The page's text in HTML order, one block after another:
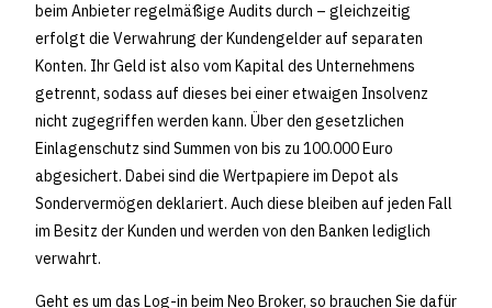
beim Anbieter regelmäßige Audits durch – gleichzeitig
erfolgt die Verwahrung der Kundengelder auf separaten
Konten. Ihr Geld ist also vom Kapital des Unternehmens
getrennt, sodass auf dieses bei einer etwaigen Insolvenz
nicht zugegriffen werden kann. Über den gesetzlichen
Einlagenschutz sind Summen von bis zu 100.000 Euro
abgesichert. Dabei sind die Wertpapiere im Depot als
Sondervermögen deklariert. Auch diese bleiben auf jeden Fall
im Besitz der Kunden und werden von den Banken lediglich
verwahrt.
Geht es um das Log-in beim Neo Broker, so brauchen Sie dafür